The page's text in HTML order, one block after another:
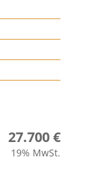
27.700 €
19% MwSt.